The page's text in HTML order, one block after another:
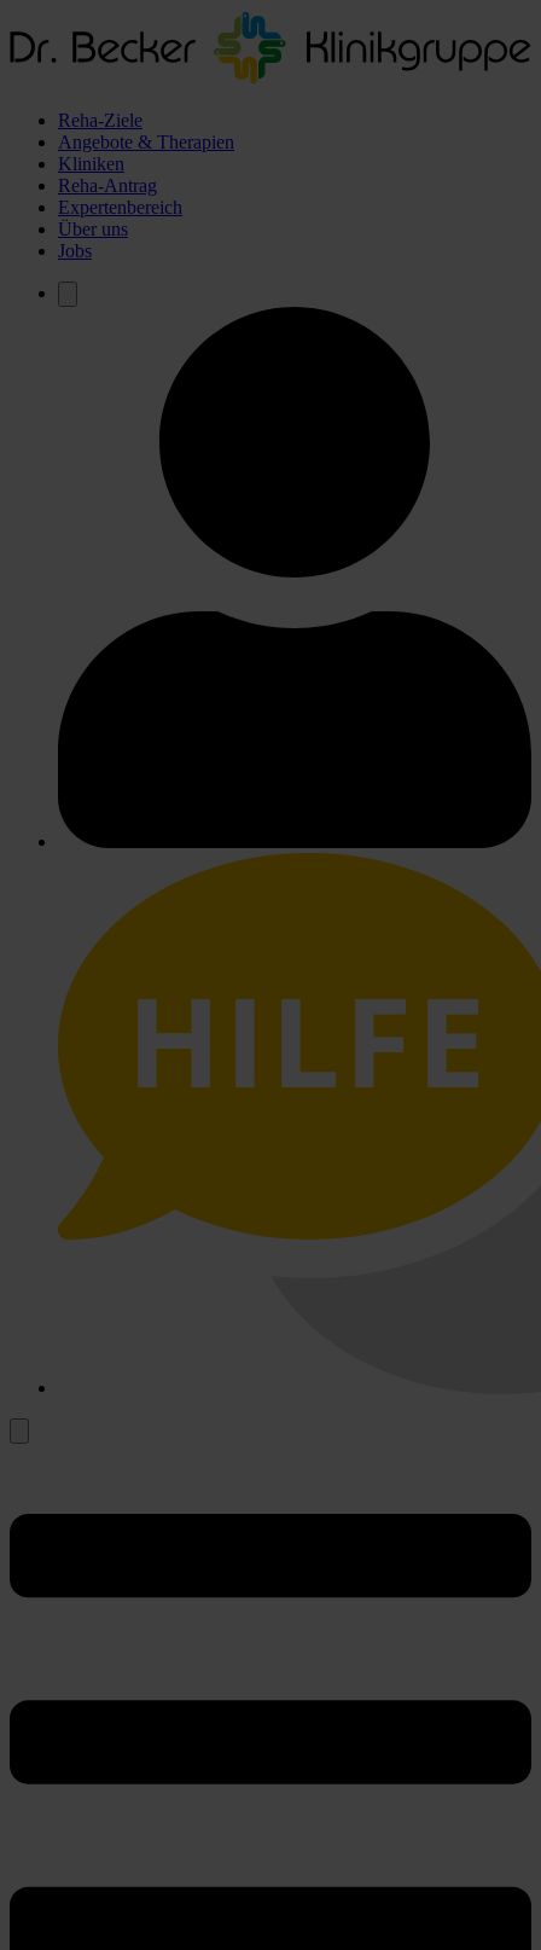
Reha-Ziele
Angebote & Therapien
Kliniken
Reha-Antrag
Expertenbereich
Über uns
Jobs
HILFE